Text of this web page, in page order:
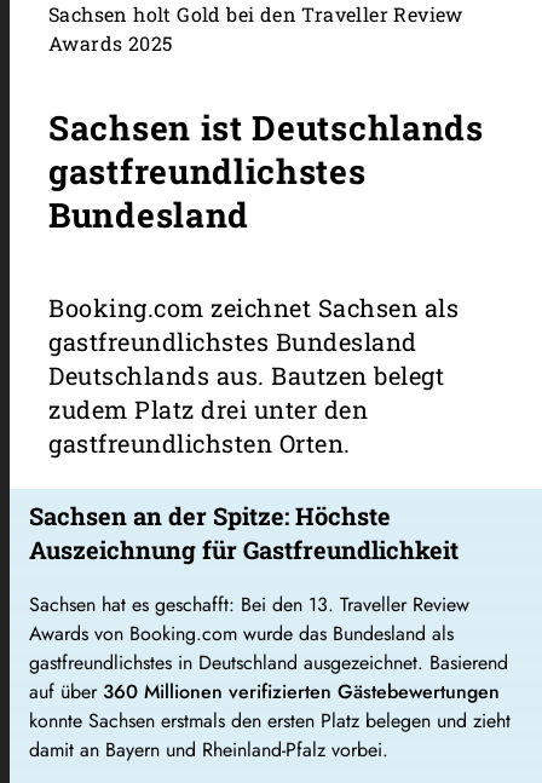
Sachsen holt Gold bei den Traveller Review
Awards 2025
Sachsen ist Deutschlands
gastfreundlichstes
Bundesland
Booking.com zeichnet Sachsen als
gastfreundlichstes Bundesland
Deutschlands aus. Bautzen belegt
zudem Platz drei unter den
gastfreundlichsten Orten.
Sachsen an der Spitze: Höchste
Auszeichnung für Gastfreundlichkeit
Sachsen hat es geschafft: Bei den 13. Traveller Review
Awards von Booking.com wurde das Bundesland als
gastfreundlichstes in Deutschland ausgezeichnet. Basierend
auf über 360 Millionen verifizierten Gästebewertungen
konnte Sachsen erstmals den ersten Platz belegen und zieht
damit an Bayern und Rheinland-Pfalz vorbei.